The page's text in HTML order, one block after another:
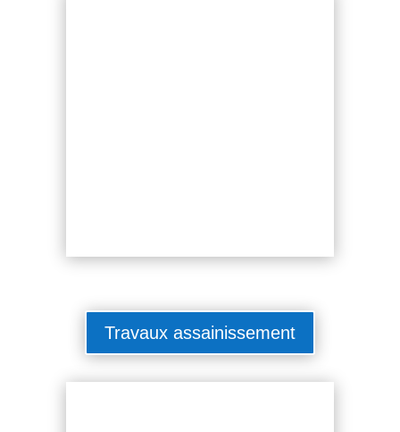
Travaux assainissement